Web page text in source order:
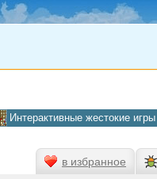
Интерактивные жестокие игры
в избранное